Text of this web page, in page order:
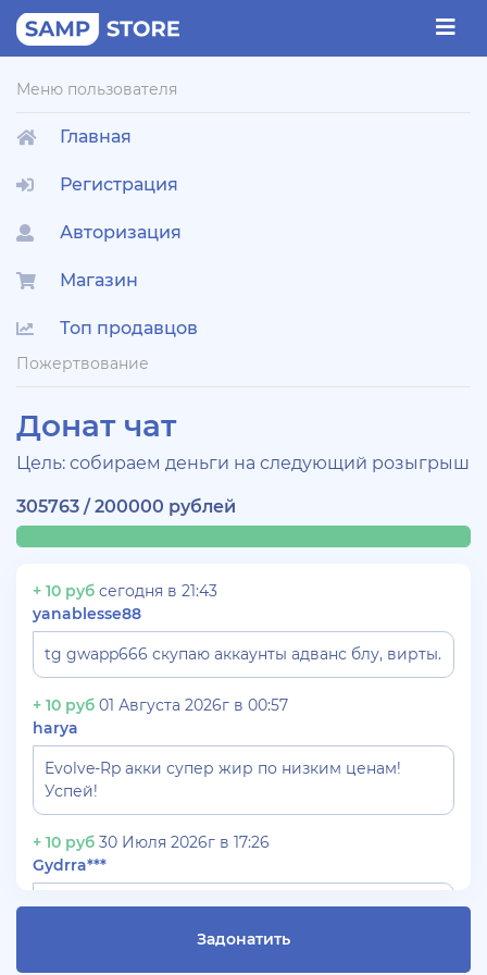
Меню пользователя
Главная
Регистрация
Авторизация
Магазин
Топ продавцов
Пожертвование
Донат чат
Цель: собираем деньги на следующий розыгрыш
305763 / 200000 рублей
+ 10 руб сегодня в 21:43
yanablesse88
tg gwapp666 скупаю аккаунты адванс блу, вирты.
+ 10 руб 01 Августа 2026г в 00:57
harya
Evolve-Rp акки супер жир по низким ценам!
Успей!
+ 10 руб 30 Июля 2026г в 17:26
Gydrra***
СКУПАЮ АККАУНТЫ БЛЕК РАША ТГ -
Задонатить